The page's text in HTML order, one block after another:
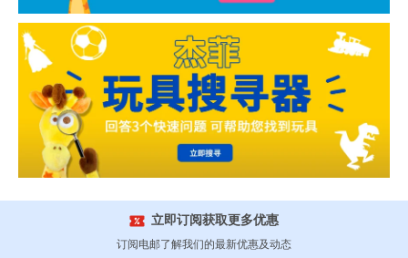
立即订阅获取更多优惠
订阅电邮了解我们的最新优惠及动态